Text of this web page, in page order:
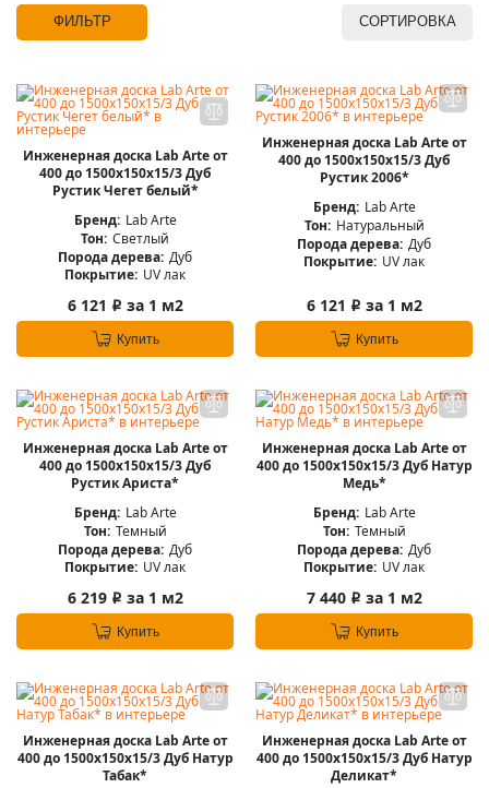
ФИЛЬТР СОРТИРОВКА
Инженерная доска Lab Arte от
400 до 1500х150х15/3 Дуб
Рустик Чегет белый*
Бренд: Lab Arte
Тон: Светлый
Порода дерева: Дуб
Покрытие: UV лак
6 121 i за 1 м2
Купить
Инженерная доска Lab Arte от
400 до 1500х150х15/3 Дуб
Рустик 2006*
Бренд: Lab Arte
Тон: Натуральный
Порода дерева: Дуб
Покрытие: UV лак
6 121 i за 1 м2
Купить
Инженерная доска Lab Arte от
400 до 1500х150х15/3 Дуб
Рустик Ариста*
Бренд: Lab Arte
Тон: Темный
Порода дерева: Дуб
Покрытие: UV лак
6 219 i за 1 м2
Купить
Инженерная доска Lab Arte от
400 до 1500х150х15/3 Дуб Натур
Медь*
Бренд: Lab Arte
Тон: Темный
Порода дерева: Дуб
Покрытие: UV лак
7 440 i за 1 м2
Купить
Инженерная доска Lab Arte от
400 до 1500х150х15/3 Дуб Натур
Табак*
Инженерная доска Lab Arte от
400 до 1500х150х15/3 Дуб Натур
Деликат*